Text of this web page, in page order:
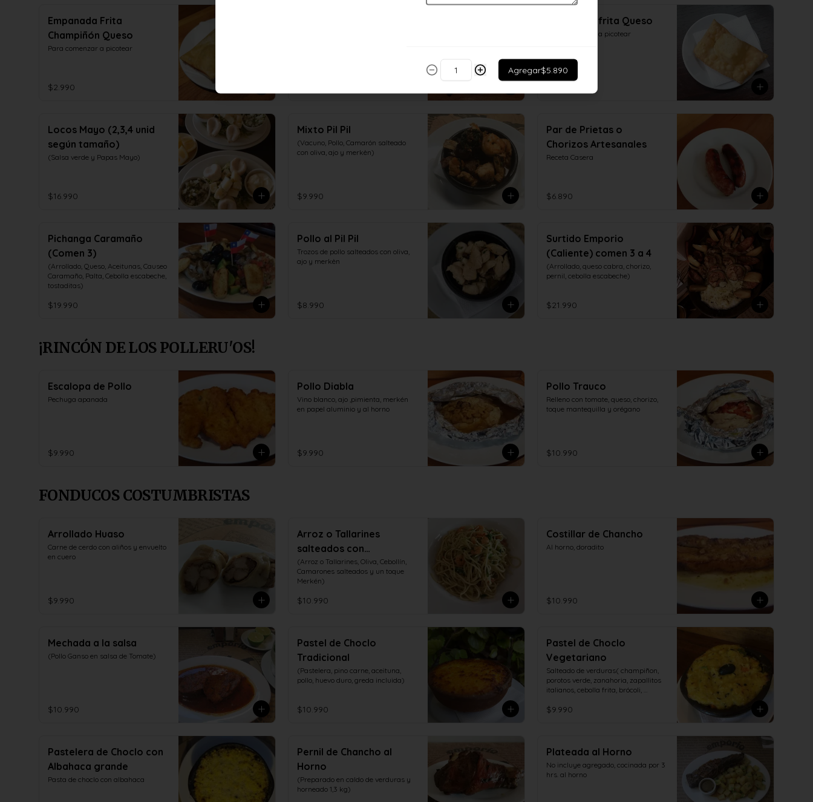
Empanada Frita
Champiñón Queso
Para comenzar a picotear
$2.990
Empanada frita Queso
Para comenzar a picotear
Locos Mayo (2,3,4 unid
según tamaño)
(Salsa verde y Papas Mayo)
$16.990
Mixto Pil Pil
(Vacuno, Pollo, Camarón salteado
con oliva, ajo y merkèn)
$9.990
Par de Prietas o
Chorizos Artesanales
Receta Casera
$6.890
Pichanga Caramaño
(Comen 3)
(Arrollado, Queso, Aceitunas, Causeo
Caramaño, Palta, Cebolla escabeche,
tostaditas)
$19.990
Pollo al Pil Pil
Trozos de pollo salteados con oliva,
ajo y merkèn
$8.990
Surtido Emporio
(Caliente) comen 3 a 4
(Arrollado, queso cabra, chorizo,
pernil, cebolla escabeche)
$21.990
¡RINCÓN DE LOS POLLERU'OS!
Escalopa de Pollo
Pechuga apanada
$9.990
Pollo Diabla
Vino blanco, ajo ,pimienta, merkén
en papel aluminio y al horno
$9.990
Pollo Trauco
Relleno con tomate, queso, chorizo,
toque mantequilla y orégano
$10.990
FONDUCOS COSTUMBRISTAS
Arrollado Huaso
Carne de cerdo con aliños y envuelto
en cuero
$9.990
Arroz o Tallarines
salteados con
Camarones
(Arroz o Tallarines, Oliva, Cebollín,
Camarones salteados y un toque
Merkén)
$10.990
Costillar de Chancho
Al horno, doradito
$10.990
Mechada a la salsa
(Pollo Ganso en salsa de Tomate)
$10.990
Pastel de Choclo
Tradicional
(Pastelera, pino carne, aceituna,
pollo, huevo duro, greda incluida)
$10.990
Pastel de Choclo
Vegetariano
Salteado de verduras( champiñon,
porotos verde, zanahoria, zapallitos
italianos, cebolla frita, brócoli,
$9.990
Pastelera de Choclo con
Albahaca grande
Pasta de choclo con albahaca
Pernil de Chancho al
Horno
(Preparado en caldo de verduras y
horneado 1,3 kg)
Plateada al Horno
No incluye agregado, cocinada por 3
hrs. al horno
Agregar$5.890